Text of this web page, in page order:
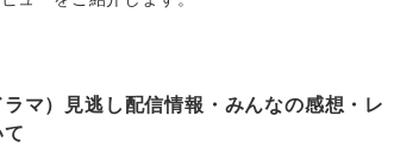
ラマ）見逃し配信情報・みんなの感想・レ